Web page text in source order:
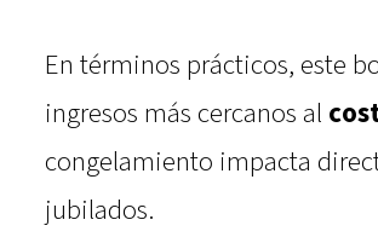
En términos prácticos, este
ingresos más cercanos al
congelamiento impacta
jubilados.